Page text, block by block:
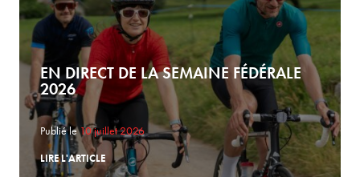
EN DIRECT DE LA SEMAINE FÉDÉRALE
2026
Publié le10 juillet 2026
LIRE L'ARTICLE